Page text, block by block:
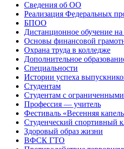
Сведения об ОО
Реализация Федеральных
БПОО
Дистанционное обучение
Основы финансовой
Охрана труда в колледже
Дополнительное
Специальности
Истории успеха
Студентам
Студентам с
Профессия — учитель
Фестиваль «Весенняя
Студенческий
Здоровый образ жизни
ВФСК ГТО